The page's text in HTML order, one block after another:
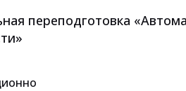
переподготовка